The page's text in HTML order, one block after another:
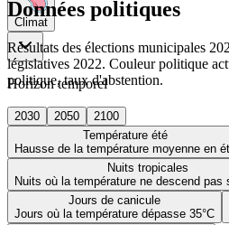
Climat
Horizon temporel
2030 2050
2100
Température été
Hausse de la température moyenne en
Nuits tropicales
Nuits où la température ne descend pas
Jours de canicule
Jours où la température dépasse 35°C
Données politiques
Résultats des élections municipales
législatives 2022. Couleur politique
politique, taux d'abstention.